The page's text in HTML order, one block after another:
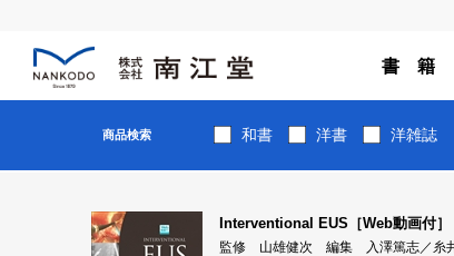
書 籍
商品検索 和書 洋書 洋雑誌
Interventional EUS［Web動画付］
監修 山雄健次 編集 入澤篤志／糸